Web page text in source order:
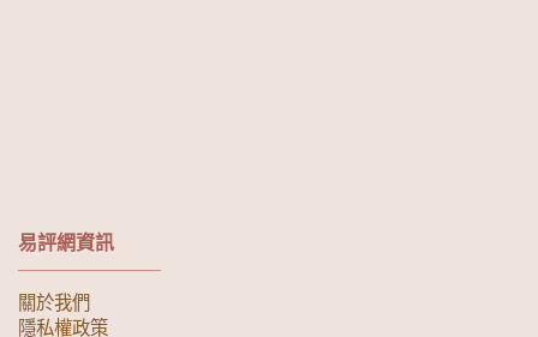
易評網資訊
關於我們
隱私權政策